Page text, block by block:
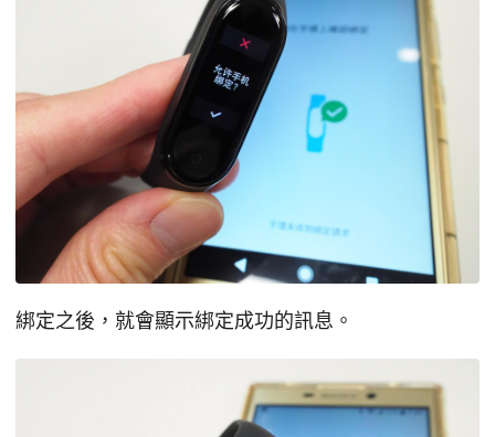
綁定之後，就會顯示綁定成功的訊息。